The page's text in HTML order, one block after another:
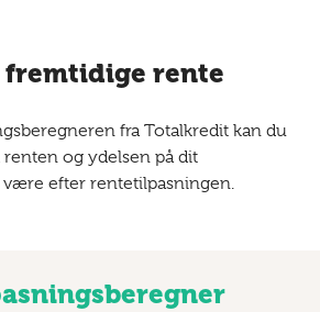
fremtidige rente
fra Totalkredit kan du
og ydelsen på dit
være efter rentetilpasningen.